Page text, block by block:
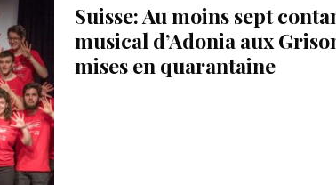
Suisse: Au moins sept
musical d’Adonia aux
mises en quarantaine